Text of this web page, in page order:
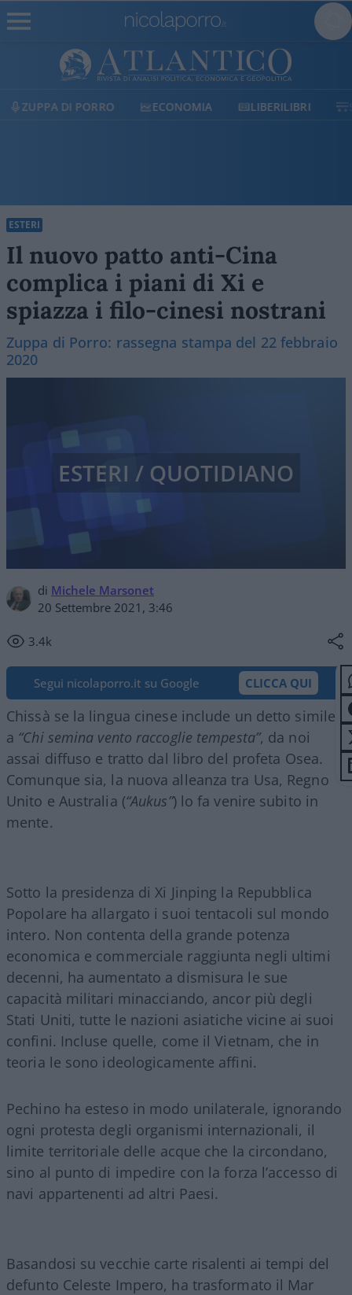
ECONOMIA LIBERILIBRI SHOP SOSTIENICI
ESTERI
Il nuovo patto anti-Cina
complica i piani di Xi e
spiazza i filo-cinesi nostrani
Zuppa di Porro: rassegna stampa del 22 febbraio
2020
di Michele Marsonet
20 Settembre 2021, 3:46
3.4k
ESTERI / QUOTIDIANO
Segui nicolaporro.it su Google CLICCA QUI
Chissà se la lingua cinese include un detto simile
a “Chi semina vento raccoglie tempesta”, da noi
assai diffuso e tratto dal libro del profeta Osea.
Comunque sia, la nuova alleanza tra Usa, Regno
Unito e Australia (“Aukus”) lo fa venire subito in
mente.
Sotto la presidenza di Xi Jinping la Repubblica
Popolare ha allargato i suoi tentacoli sul mondo
intero. Non contenta della grande potenza
economica e commerciale raggiunta negli ultimi
decenni, ha aumentato a dismisura le sue
capacità militari minacciando, ancor più degli
Stati Uniti, tutte le nazioni asiatiche vicine ai suoi
confini. Incluse quelle, come il Vietnam, che in
teoria le sono ideologicamente affini.
Pechino ha esteso in modo unilaterale, ignorando
ogni protesta degli organismi internazionali, il
limite territoriale delle acque che la circondano,
sino al punto di impedire con la forza l’accesso di
navi appartenenti ad altri Paesi.
Basandosi su vecchie carte risalenti ai tempi del
defunto Celeste Impero, ha trasformato il Mar